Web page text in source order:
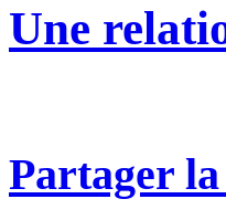
Une
Partager la